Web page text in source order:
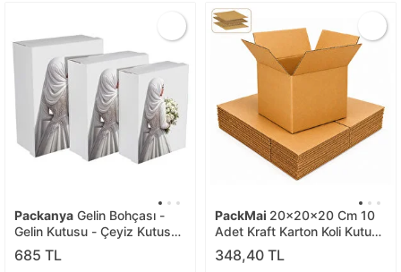
Packanya Gelin Bohçası -
Gelin Kutusu - Çeyiz Kutusu-
Hediye Seti - Tesettürlü Gelin
Kutusu 3'lü Set
685 TL
PackMai 20x20x20 Cm 10
Adet Kraft Karton Koli Kutu
Tek Oluklu 4 Mm E-ticaret
Kargo Kutusu
348,40 TL